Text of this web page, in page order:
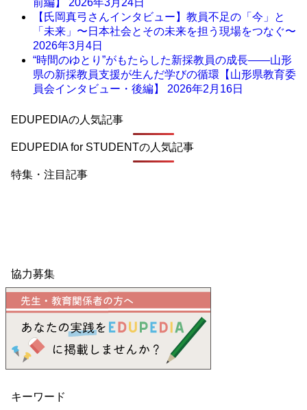
【氏岡真弓さんインタビュー】教員不足の「今」と
「未来」〜日本社会とその未来を担う現場をつなぐ〜
2026年3月4日
“時間のゆとり”がもたらした新採教員の成長――山形
県の新採教員支援が生んだ学びの循環【山形県教育委
員会インタビュー・後編】 2026年2月16日
EDUPEDIAの人気記事
EDUPEDIA for STUDENTの人気記事
特集・注目記事
協力募集
キーワード